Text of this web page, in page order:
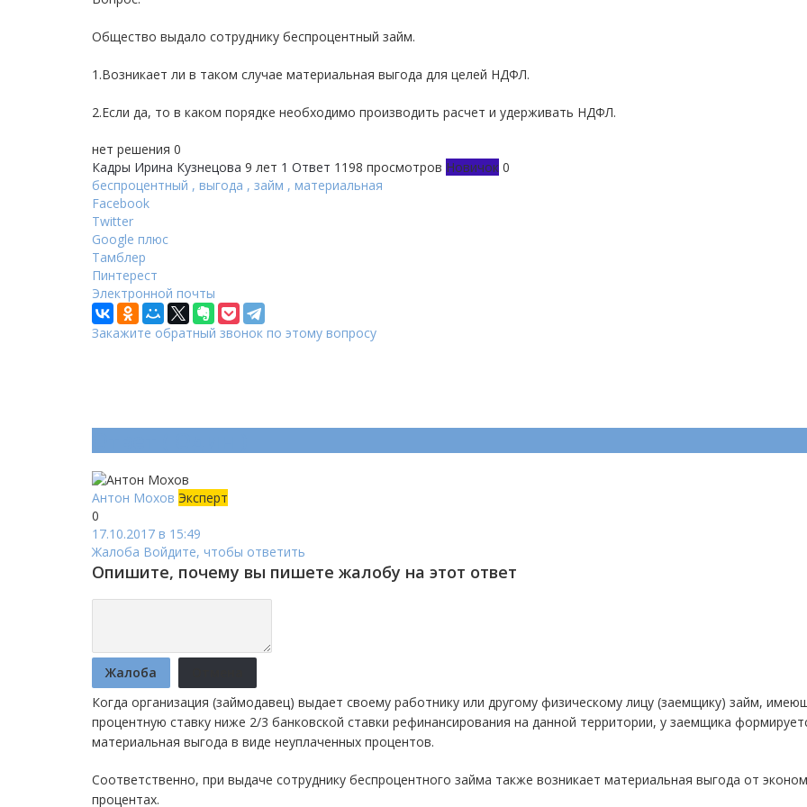
Общество выдало сотруднику беспроцентный займ.
1.Возникает ли в таком случае материальная выгода для целей НДФЛ.
2.Если да, то в каком порядке необходимо производить расчет и удерживать НДФЛ.
нет решения 0
Кадры Ирина Кузнецова 9 лет 1 Ответ 1198 просмотров Новичок 0
беспроцентный , выгода , займ , материальная
Facebook
Twitter
Google плюс
Тамблер
Пинтерест
Электронной почты
Закажите обратный звонок по этому вопросу
Антон Мохов Эксперт
0
17.10.2017 в 15:49
Жалоба Войдите, чтобы ответить
Опишите, почему вы пишете жалобу на этот ответ
Жалоба
Когда организация (займодавец) выдает своему работнику или другому физическому лицу (заемщику) займ,
процентную ставку ниже 2/3 банковской ставки рефинансирования на данной территории, у заемщика
материальная выгода в виде неуплаченных процентов.
Соответственно, при выдаче сотруднику беспроцентного займа также возникает материальная выгода от
процентах.